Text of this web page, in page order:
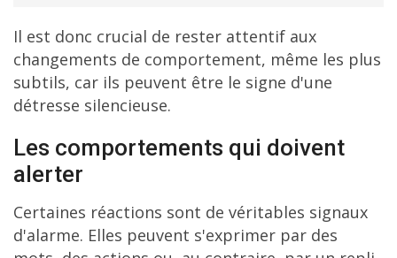
Il est donc crucial de rester attentif aux
changements de comportement, même les plus
subtils, car ils peuvent être le signe d'une
détresse silencieuse.
Les comportements qui doivent
alerter
Certaines réactions sont de véritables signaux
d'alarme. Elles peuvent s'exprimer par des